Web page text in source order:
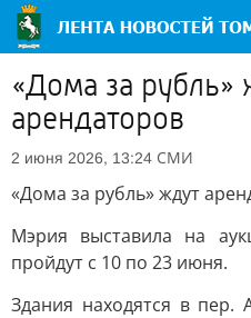
«Дома за рубль»
арендаторов
2 июня 2026, 13:24 СМИ
«Дома за рубль» ждут
Мэрия выставила на
пройдут с 10 по 23 июня.
Здания находятся в пер.